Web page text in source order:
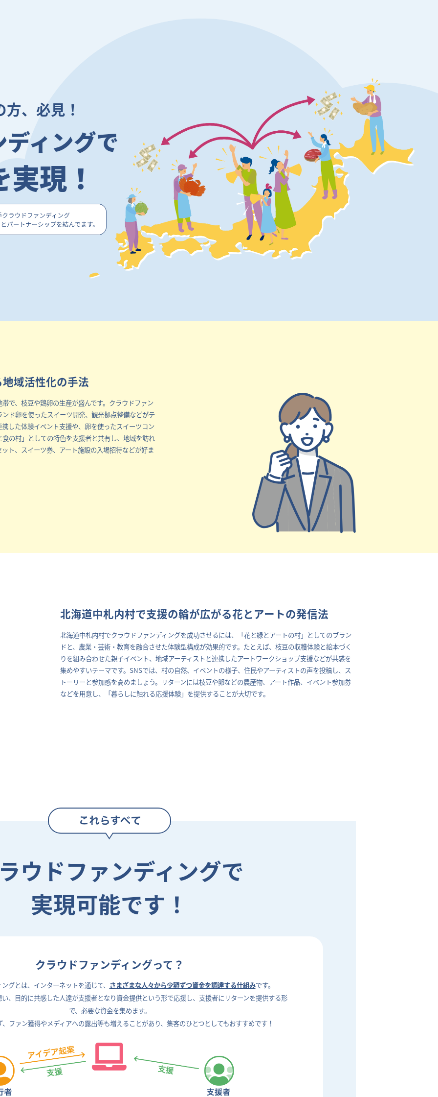
、必見！
ィングで
現！
域活性化の手法
で、枝豆や鶏卵の生産が盛んです。クラウドファン
ド卵を使ったスイーツ開発、観光拠点整備などがテ
した体験イベント支援や、卵を使ったスイーツコン
の村」としての特色を支援者と共有し、地域を訪れ
ト、スイーツ券、アート施設の入場招待などが好ま
北海道中札内村で支援の輪が広がる花とアートの発信法
北海道中札内村でクラウドファンディングを成功させるには、「花と緑とアートの村」としてのブラン
ドと、農業・芸術・教育を融合させた体験型構成が効果的です。たとえば、枝豆の収穫体験と絵本づく
りを組み合わせた親子イベント、地域アーティストと連携したアートワークショップ支援などが共感を
集めやすいテーマです。SNSでは、村の自然、イベントの様子、住民やアーティストの声を投稿し、ス
トーリーと参加感を高めましょう。リターンには枝豆や卵などの農産物、アート作品、イベント参加券
などを用意し、「暮らしに触れる応援体験」を提供することが大切です。
ウドファンディングで
実現可能です！
クラウドファンディングって？
グとは、 インターネットを通じて、 さまざまな人々から少額ずつ資金を調達する仕組みです。
、目的に共感した人達が支援者となり資金提供という形で応援し、支援者にリターンを提供する形
で、 必要な資金を集めます。
ファン獲得やメディアへの露出等も増えることがあり、 集客のひとつとしてもおすすめです！